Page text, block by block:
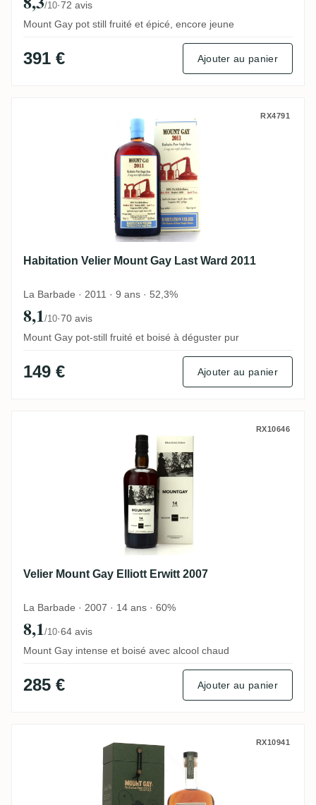
/10·72 avis
Mount Gay pot still fruité et épicé, encore jeune
391 € Ajouter au panier
Habitation Velier Mount Gay Last Ward
RX4791
Habitation Velier Mount Gay Last Ward 2011
La Barbade · 2011 · 9 ans · 52,3%
8,1/10·70 avis
Mount Gay pot-still fruité et boisé à déguster pur
149 € Ajouter au panier
Velier Mount Gay Elliott Erwitt 2007RX10646
Velier Mount Gay Elliott Erwitt 2007
La Barbade · 2007 · 14 ans · 60%
8,1/10·64 avis
Mount Gay intense et boisé avec alcool chaud
285 € Ajouter au panier
Mount Gay Master Blender Collection -
RX10941